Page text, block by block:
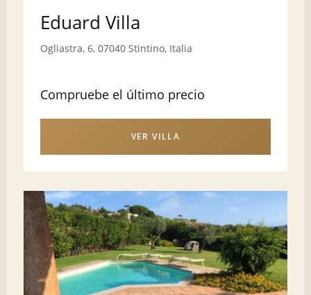
Eduard Villa
Ogliastra, 6, 07040 Stintino, Italia
Compruebe el último precio
VER VILLA